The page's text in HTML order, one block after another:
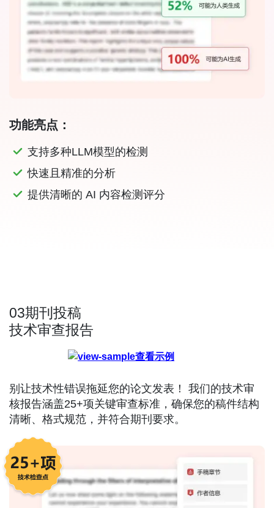
功能亮点：
支持多种LLM模型的检测
快速且精准的分析
提供清晰的 AI 内容检测评分
03期刊投稿
技术审查报告
查看示例
别让技术性错误拖延您的论文发表！ 我们的技术审
核报告涵盖25+项关键审查标准，确保您的稿件结构
清晰、格式规范，并符合期刊要求。